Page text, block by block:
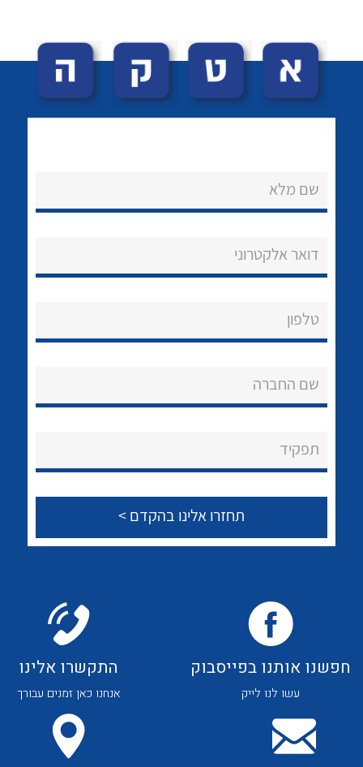
נקודות מכירה
About Ateka Ltd.
לכל מוצרי היצרן
לכל מוצרי היצרן לכל מוצרי היצרן
שם מלא
דואר אלקטרוני
טלפון
שם החברה
תפקיד
חפשנו אותנו בפייסבוק
עשו לנו לייק
התקשרו אלינו
אנחנו כאן זמנים עבורך